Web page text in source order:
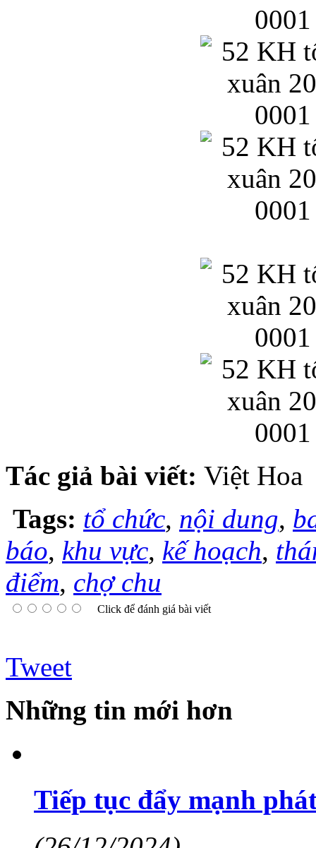
Tác giả bài viết: Việt Hoa
Tags: tổ chức, nội dung,
báo, khu vực, kế hoạch,
điểm, chợ chu
Click để đánh giá bài viết
Tweet
Những tin mới hơn
Tiếp tục đẩy mạnh